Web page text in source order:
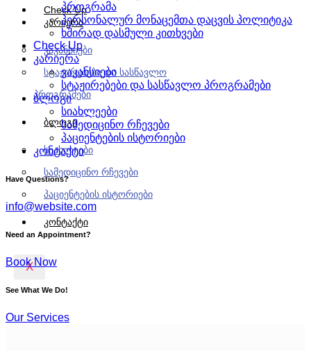
Check Up
კარიერა
ვაკანსიები
სტაჟირებები და სასწავლო
პროგრამები
ბლოგი
სიახლეები
სამედიცინო რჩევები
პაციენტების ისტორიები
კონტაქტი
X
პროგრამა
პერსონალურ მონაცემთა დაცვის პოლიტიკა
ხშირად დასმული კითხვები
Check Up
კარიერა
ვაკანსიები
სტაჟირებები და სასწავლო პროგრამები
ბლოგი
სიახლეები
სამედიცინო რჩევები
პაციენტების ისტორიები
კონტაქტი
Have Questions?
info@website.com
Need an Appointment?
Book Now
See What We Do!
Our Services